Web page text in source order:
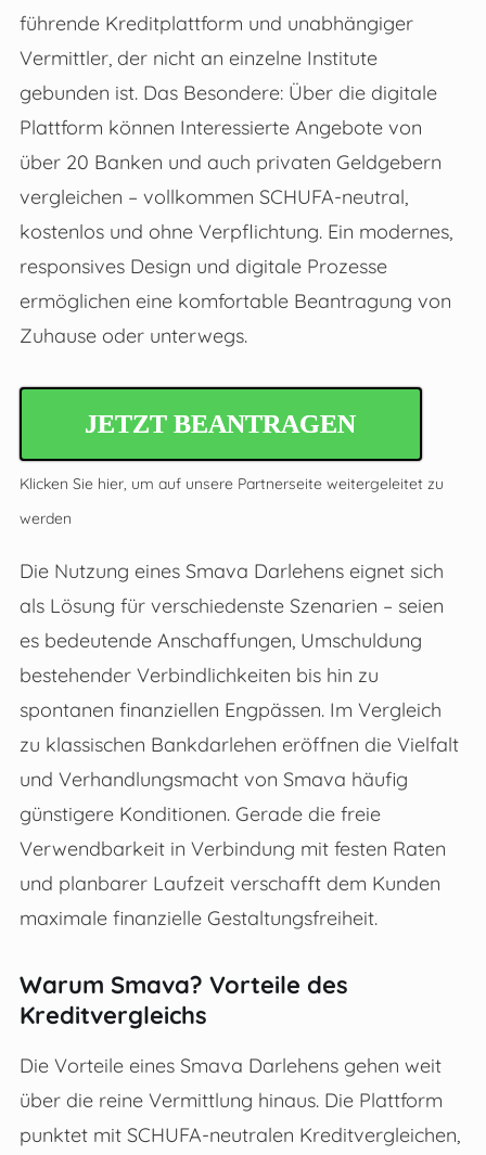
führende Kreditplattform und unabhängiger
Vermittler, der nicht an einzelne Institute
gebunden ist. Das Besondere: Über die digitale
Plattform können Interessierte Angebote von
über 20 Banken und auch privaten Geldgebern
vergleichen – vollkommen SCHUFA-neutral,
kostenlos und ohne Verpflichtung. Ein modernes,
responsives Design und digitale Prozesse
ermöglichen eine komfortable Beantragung von
Zuhause oder unterwegs.
JETZT BEANTRAGEN
Klicken Sie hier, um auf unsere Partnerseite weitergeleitet zu
werden
Die Nutzung eines Smava Darlehens eignet sich
als Lösung für verschiedenste Szenarien – seien
es bedeutende Anschaffungen, Umschuldung
bestehender Verbindlichkeiten bis hin zu
spontanen finanziellen Engpässen. Im Vergleich
zu klassischen Bankdarlehen eröffnen die Vielfalt
und Verhandlungsmacht von Smava häufig
günstigere Konditionen. Gerade die freie
Verwendbarkeit in Verbindung mit festen Raten
und planbarer Laufzeit verschafft dem Kunden
maximale finanzielle Gestaltungsfreiheit.
Warum Smava? Vorteile des
Kreditvergleichs
Die Vorteile eines Smava Darlehens gehen weit
über die reine Vermittlung hinaus. Die Plattform
punktet mit SCHUFA-neutralen Kreditvergleichen,